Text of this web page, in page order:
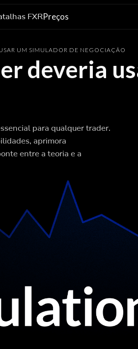
FXRPreços
UM SIMULADOR DE NEGOCIAÇÃO
deveria
para qualquer trader.
aprimora
entre a teoria e a